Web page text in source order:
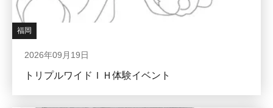
福岡
2026年09月19日
トリプルワイドＩＨ体験イベント